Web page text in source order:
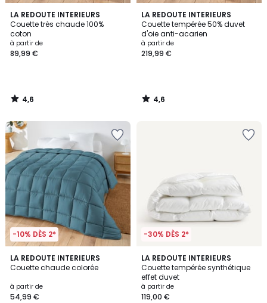
LA REDOUTE INTERIEURS
Couette très chaude 100%
coton
à partir de
89,99 €
4,6
/ 5
4,6
/
LA REDOUTE INTERIEURS
Couette tempérée 50% duvet
d'oie anti-acarien
à partir de
219,99 €
4,6
/ 5
4,6
/
-10% DÈS 2*
LA REDOUTE INTERIEURS
Couette chaude colorée
à partir de
54,99 €
4,5
/ 5
6
Couleurs
-30% DÈS 2*
LA REDOUTE INTERIEURS
Couette tempérée synthétique
effet duvet
à partir de
119,00 €